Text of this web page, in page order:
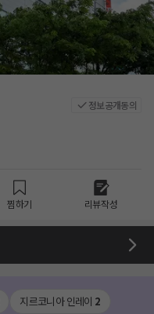
정보공개동의
찜하기 리뷰작성
지르코니아 인레이 2